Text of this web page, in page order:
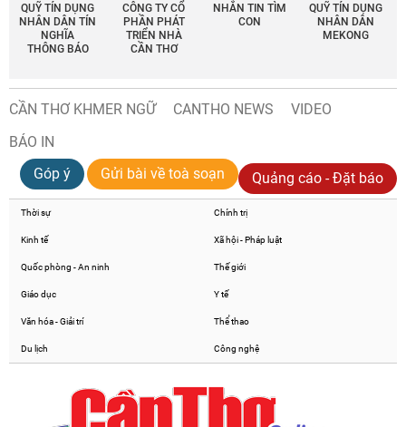
QUỸ TÍN DỤNG
NHÂN DÂN TÍN
NGHĨA
THÔNG BÁO
CÔNG TY CỔ
PHẦN PHÁT
TRIỂN NHÀ
CẦN THƠ
NHẮN TIN TÌM
CON
QUỸ TÍN DỤNG
NHÂN DÂN
MEKONG
CẦN THƠ KHMER NGỮ CANTHO NEWS
VIDEO
BÁO IN
Góp ý
Gửi bài về toà soạn Quảng cáo - Đặt báo
Thời sự Chính trị
Kinh tế Xã hội - Pháp luật
Quốc phòng - An ninh Thế giới
Giáo dục Y tế
Văn hóa - Giải trí Thể thao
Du lịch Công nghệ